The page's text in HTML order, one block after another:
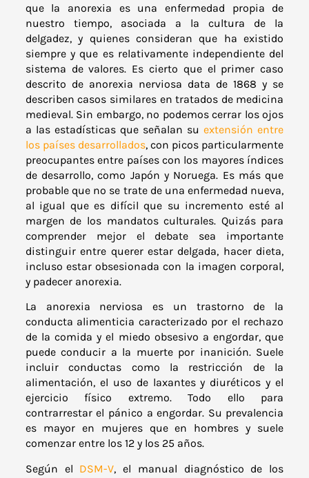
que la anorexia es una enfermedad propia de
nuestro tiempo, asociada a la cultura de la
delgadez, y quienes consideran que ha existido
siempre y que es relativamente independiente del
sistema de valores. Es cierto que el primer caso
descrito de anorexia nerviosa data de 1868 y se
describen casos similares en tratados de medicina
medieval. Sin embargo, no podemos cerrar los ojos
a las estadísticas que señalan suextensión entre
los países desarrollados, con picos particularmente
preocupantes entre países con los mayores índices
de desarrollo, como Japón y Noruega. Es más que
probable que no se trate de una enfermedad nueva,
al igual que es difícil que su incremento esté al
margen de los mandatos culturales. Quizás para
comprender mejor el debate sea importante
distinguir entre querer estar delgada, hacer dieta,
incluso estar obsesionada con la imagen corporal,
y padecer anorexia.
La anorexia nerviosa es un trastorno de la
conducta alimenticia caracterizado por el rechazo
de la comida y el miedo obsesivo a engordar, que
puede conducir a la muerte por inanición. Suele
incluir conductas como la restricción de la
alimentación, el uso de laxantes y diuréticos y el
ejercicio físico extremo. Todo ello para
contrarrestar el pánico a engordar. Su prevalencia
es mayor en mujeres que en hombres y suele
comenzar entre los 12 y los 25 años.
Según el DSM-V, el manual diagnóstico de los